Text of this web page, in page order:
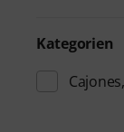
Kategorien